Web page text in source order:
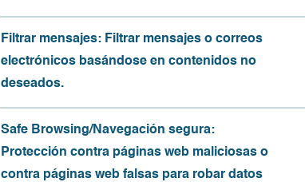
Filtrar mensajes: Filtrar mensajes o correos
electrónicos basándose en contenidos no
deseados.
Safe Browsing/Navegación segura:
Protección contra páginas web maliciosas o
contra páginas web falsas para robar datos